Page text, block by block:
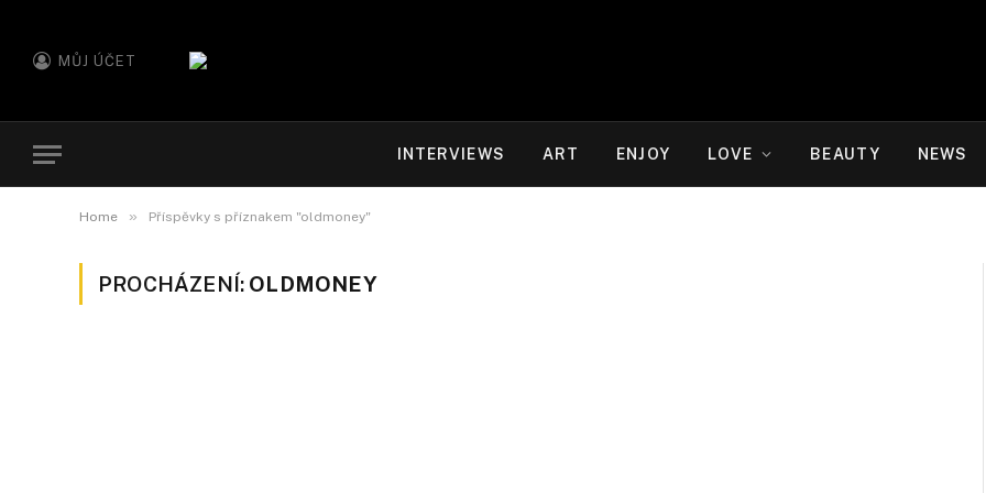
MŮJ ÚČET
INTERVIEWS ART ENJOY LOVE BEAUTY NEWS
Home » Příspěvky s příznakem "oldmoney"
PROCHÁZENÍ: OLDMONEY